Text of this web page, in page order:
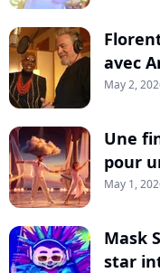
avec
May 2,
Une
pour
May 1,
Mask
star